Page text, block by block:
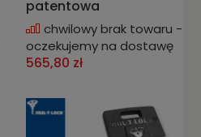
patentowa
chwilowy brak towaru -
oczekujemy na dostawę
565,80 zł